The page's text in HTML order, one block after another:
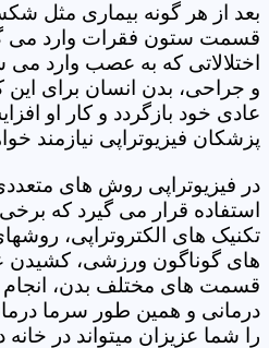
بعد از هر گونه بیماری مثل
قسمت ستون فقرات وارد می
اختلالاتی که به عصب وارد
و جراحی، بدن انسان برای این
عادی خود بازگردد و کار او
پزشکان فیزیوتراپی نیازمند
در فیزیوتراپی روش های
استفاده قرار می گیرد که برخی
تکنیک های الکتروتراپی،
های گوناگون ورزشی، کشیدن
قسمت های مختلف بدن،
درمانی و همین طور سرما
را شما عزیزان میتواند در خانه